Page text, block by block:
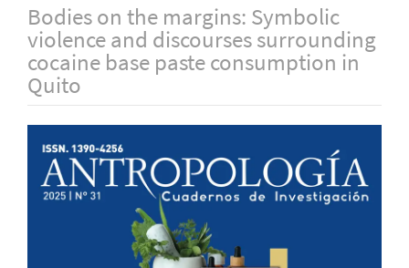
Bodies on the margins: Symbolic
violence and discourses surrounding
cocaine base paste consumption in
Quito
Barra
lateral
del